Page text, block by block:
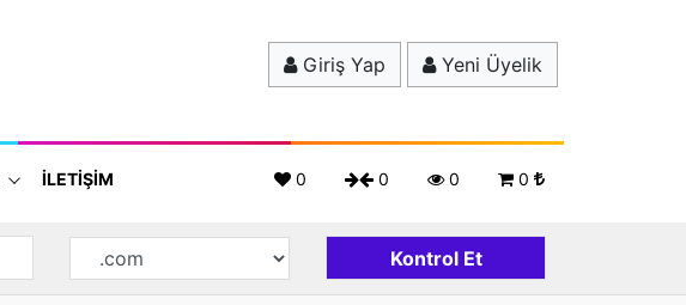
Giriş Yap Yeni Üyelik
0
0
0
0
İLETİŞİM